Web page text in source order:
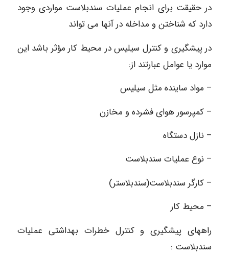
در حقیقت برای انجام عملیات سندبلاست مواردی وجود
دارد که شناختن و مداخله در آنها می تواند
در پیشگیری و کنترل سیلیس در محیط کار مؤثر باشد این
موارد یا عوامل عبارتند از:
– مواد ساینده مثل سیلیس
– کمپرسور هوای فشرده و مخازن
– نازل دستگاه
– نوع عملیات سندبلاست
– کارگر سندبلاست(سندبلاستر)
– محیط کار
راههای پیشگیری و کنترل خطرات بهداشتی عملیات
سندبلاست :